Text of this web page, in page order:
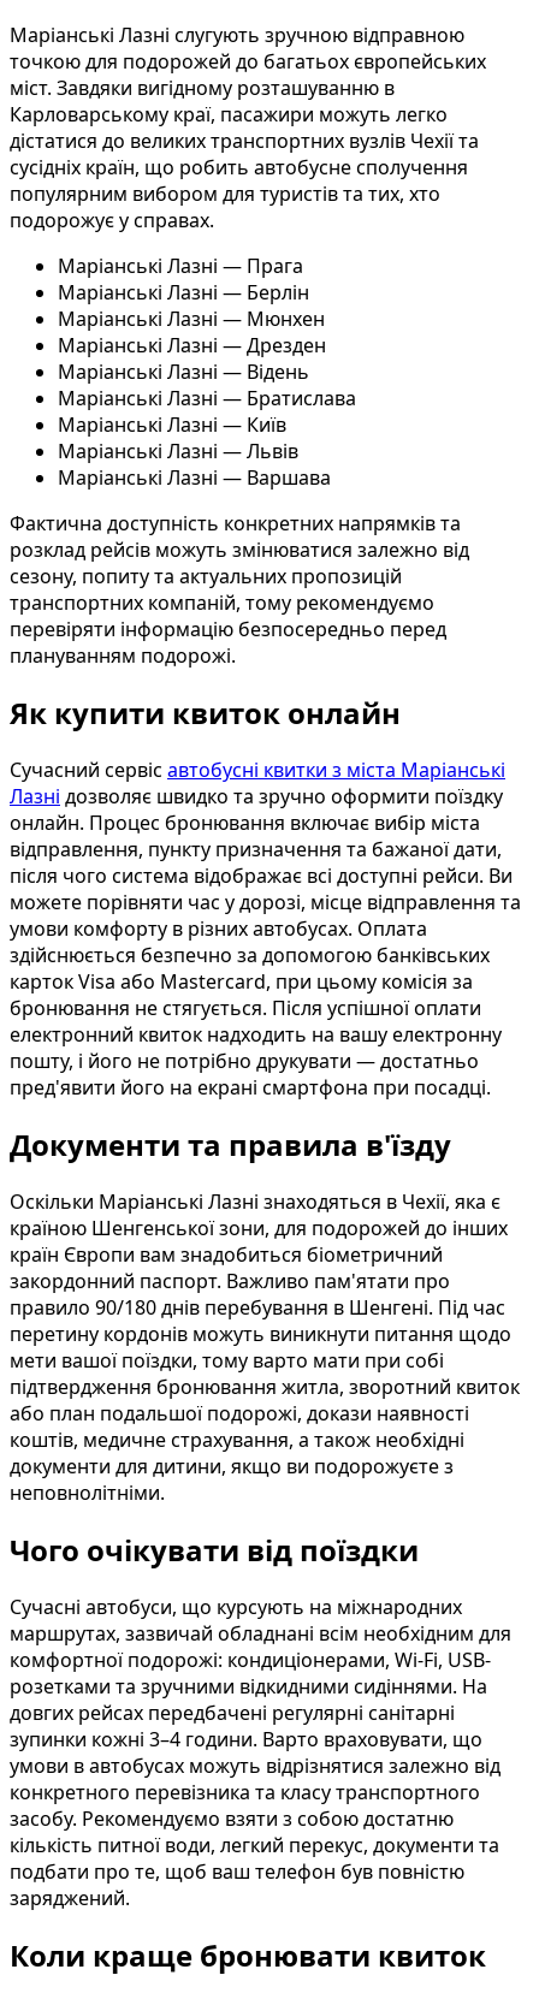
Маріанські Лазні слугують зручною відправною
точкою для подорожей до багатьох європейських
міст. Завдяки вигідному розташуванню в
Карловарському краї, пасажири можуть легко
дістатися до великих транспортних вузлів Чехії та
сусідніх країн, що робить автобусне сполучення
популярним вибором для туристів та тих, хто
подорожує у справах.
Маріанські Лазні — Прага
Маріанські Лазні — Берлін
Маріанські Лазні — Мюнхен
Маріанські Лазні — Дрезден
Маріанські Лазні — Відень
Маріанські Лазні — Братислава
Маріанські Лазні — Київ
Маріанські Лазні — Львів
Маріанські Лазні — Варшава
Фактична доступність конкретних напрямків та
розклад рейсів можуть змінюватися залежно від
сезону, попиту та актуальних пропозицій
транспортних компаній, тому рекомендуємо
перевіряти інформацію безпосередньо перед
плануванням подорожі.
Як купити квиток онлайн
Сучасний сервіс автобусні квитки з міста Маріанські
Лазні дозволяє швидко та зручно оформити поїздку
онлайн. Процес бронювання включає вибір міста
відправлення, пункту призначення та бажаної дати,
після чого система відображає всі доступні рейси. Ви
можете порівняти час у дорозі, місце відправлення та
умови комфорту в різних автобусах. Оплата
здійснюється безпечно за допомогою банківських
карток Visa або Mastercard, при цьому комісія за
бронювання не стягується. Після успішної оплати
електронний квиток надходить на вашу електронну
пошту, і його не потрібно друкувати — достатньо
пред'явити його на екрані смартфона при посадці.
Документи та правила в'їзду
Оскільки Маріанські Лазні знаходяться в Чехії, яка є
країною Шенгенської зони, для подорожей до інших
країн Європи вам знадобиться біометричний
закордонний паспорт. Важливо пам'ятати про
правило 90/180 днів перебування в Шенгені. Під час
перетину кордонів можуть виникнути питання щодо
мети вашої поїздки, тому варто мати при собі
підтвердження бронювання житла, зворотний квиток
або план подальшої подорожі, докази наявності
коштів, медичне страхування, а також необхідні
документи для дитини, якщо ви подорожуєте з
неповнолітніми.
Чого очікувати від поїздки
Сучасні автобуси, що курсують на міжнародних
маршрутах, зазвичай обладнані всім необхідним для
комфортної подорожі: кондиціонерами, Wi-Fi, USB-
розетками та зручними відкидними сидіннями. На
довгих рейсах передбачені регулярні санітарні
зупинки кожні 3–4 години. Варто враховувати, що
умови в автобусах можуть відрізнятися залежно від
конкретного перевізника та класу транспортного
засобу. Рекомендуємо взяти з собою достатню
кількість питної води, легкий перекус, документи та
подбати про те, щоб ваш телефон був повністю
заряджений.
Коли краще бронювати квиток